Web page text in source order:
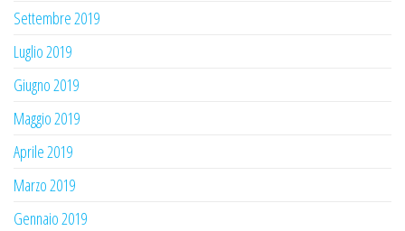
Settembre 2019
Luglio 2019
Giugno 2019
Maggio 2019
Aprile 2019
Marzo 2019
Gennaio 2019